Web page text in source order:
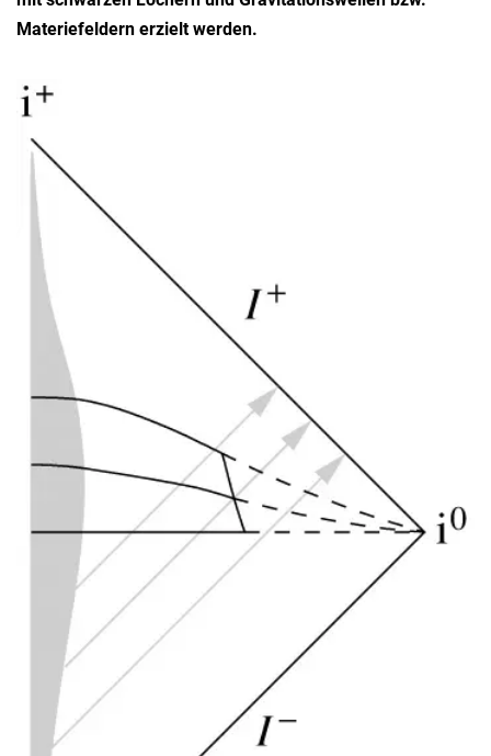
Materiefeldern erzielt werden.